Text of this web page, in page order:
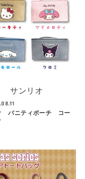
サンリオ
バニティポーチ コー